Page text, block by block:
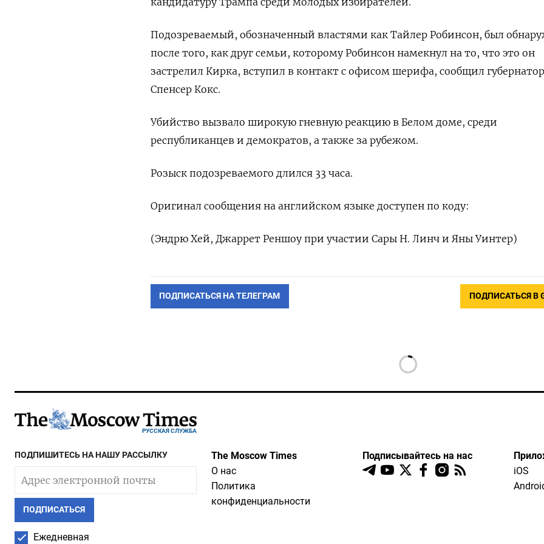
Подозреваемый, обозначенный властями как Тайлер Робинсон, был
после того, как друг семьи, которому Робинсон намекнул на то, что это он
застрелил Кирка, вступил в контакт с офисом шерифа, сообщил губернатор
Спенсер Кокс.
Убийство вызвало широкую гневную реакцию в Белом доме, среди
республиканцев и демократов, а также за рубежом.
Розыск подозреваемого длился 33 часа.
Оригинал сообщения на английском языке доступен по коду:
(Эндрю Хей, Джаррет Реншоу при участии Сары Н. Линч и Яны Уинтер)
ПОДПИСАТЬСЯ НА ТЕЛЕГРАМ ПОДПИСАТЬСЯ В
РУССКАЯ СЛУЖБА
ПОДПИШИТЕСЬ НА НАШУ РАССЫЛКУ
ПОДПИСАТЬСЯ
Ежедневная
The Moscow Times
О нас
Политика
конфиденциальности
Подписывайтесь на нас
iOS